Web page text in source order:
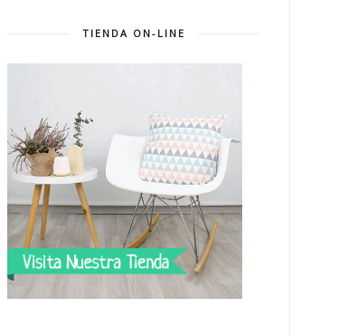
TIENDA ON-LINE